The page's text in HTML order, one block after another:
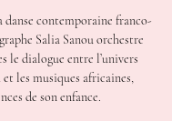
danse contemporaine franco-
Salia Sanou orchestre
le dialogue entre l’univers
les musiques africaines,
de son enfance.